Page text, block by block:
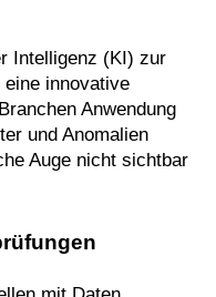
Intelligenz (KI) zur
innovative
Anwendung
und Anomalien
Auge nicht sichtbar